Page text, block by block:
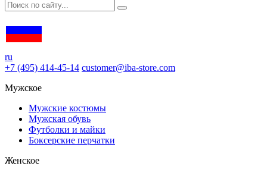
ru
+7 (495) 414-45-14 customer@iba-store.com
Мужское
Мужские костюмы
Мужская обувь
Футболки и майки
Боксерские перчатки
Женское